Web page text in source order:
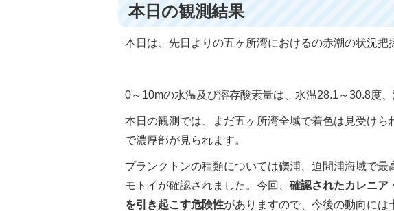
本日の観測結果
本日は、先日よりの五ヶ所湾におけるの赤潮の状況把
0～10mの水温及び溶存酸素量は、水温28.1～30.8度
本日の観測では、まだ五ヶ所湾全域で着色は見受け
で濃厚部が見られます。
プランクトンの種類については礫浦、迫間浦海域で
モトイが確認されました。今回、 確認されたカレニア
を引き起こす危険性がありますので、今後の動向には